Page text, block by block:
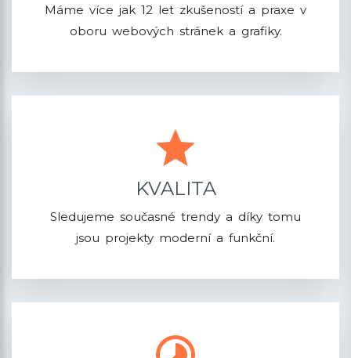
Máme více jak 12 let zkušeností a praxe v
oboru webových stránek a grafiky.
KVALITA
Sledujeme současné trendy a díky tomu
jsou projekty moderní a funkční.